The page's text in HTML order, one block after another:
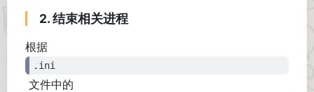
2. 结束相关进程
根据
.ini
文件中的